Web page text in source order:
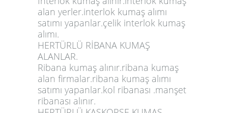
alan yerler.interlok kumaş alımı
satımı yapanlar.çelik interlok kumaş
alımı.
HERTÜRLÜ RİBANA KUMAŞ
ALANLAR.
Ribana kumaş alınır.ribana kumaş
alan firmalar.ribana kumaş alımı
satımı yapanlar.kol ribanası .manşet
ribanası alınır.